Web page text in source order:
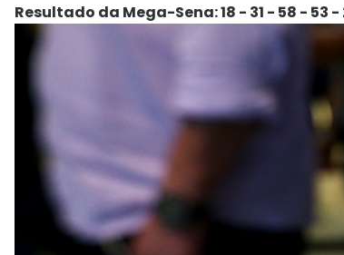
Resultado da Mega-Sena: 18 - 31 - 58 - 53 -